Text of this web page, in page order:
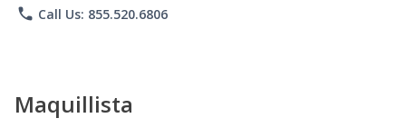
phone Call Us: 855.520.6806
Maquillista